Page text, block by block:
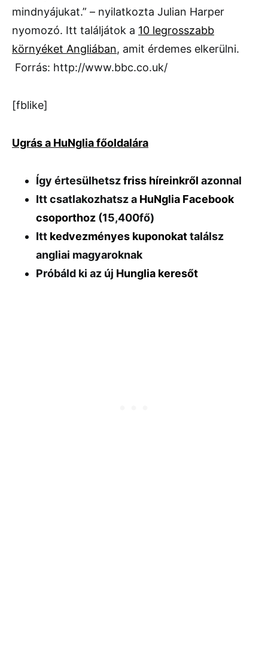
mindnyájukat.” – nyilatkozta Julian Harper
nyomozó. Itt találjátok a 10 legrosszabb
környéket Angliában, amit érdemes elkerülni.
Forrás: http://www.bbc.co.uk/
[fblike]
Ugrás a HuNglia főoldalára
Így értesülhetszfriss híreinkről azonnal
Itt csatlakozhatsz a HuNglia Facebook
csoporthoz (15,400fő)
Itt kedvezményes kuponokattalálsz
angliai magyaroknak
Próbáld ki az új Hunglia keresőt